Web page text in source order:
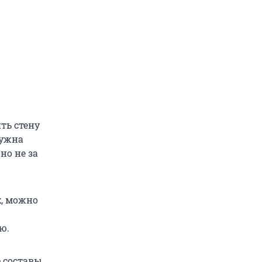
стену
не за
можно